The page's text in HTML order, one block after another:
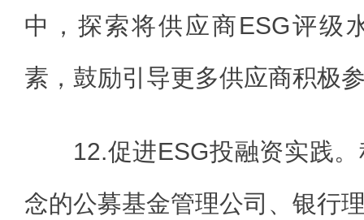
中，探索将供应商ESG评级
素，鼓励引导更多供应商积极
12.促进ESG投融资实践
念的公募基金管理公司、银行